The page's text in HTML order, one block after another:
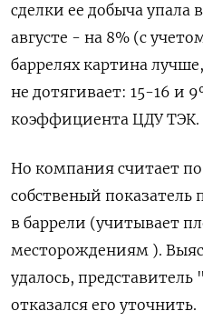
сделки ее добыча упала
августе - на 8% (с
баррелях картина
не дотягивает: 15-16 и
коэффициента ЦДУ ТЭК.
Но компания считает
собственый
в баррели (учитывает
месторождениям ).
удалось,
отказался его уточнить.